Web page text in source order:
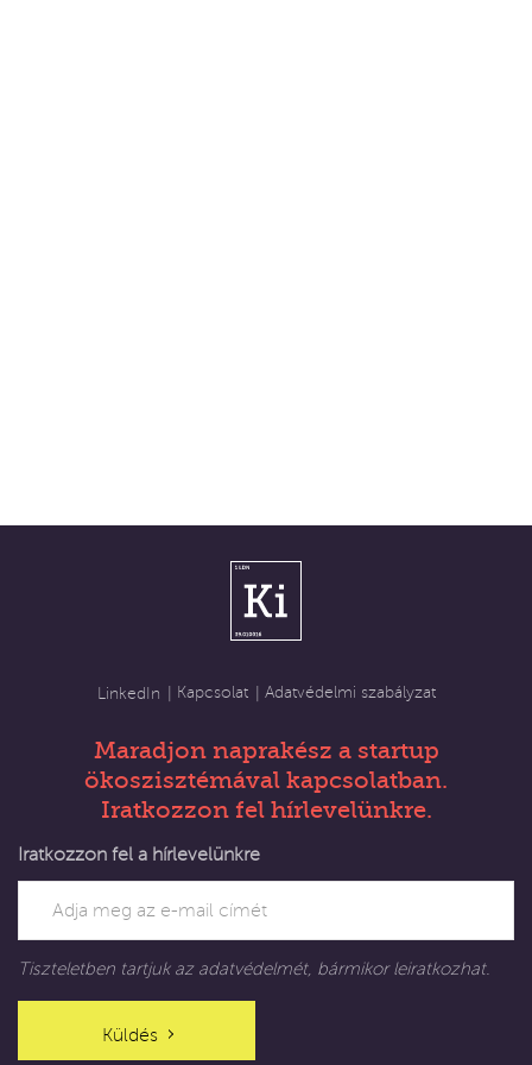
LinkedIn Kapcsolat Adatvédelmi szabályzat
Maradjon naprakész a startup
ökoszisztémával kapcsolatban.
Iratkozzon fel hírlevelünkre.
Iratkozzon fel a hírlevelünkre
Tiszteletben tartjuk az adatvédelmét, bármikor leiratkozhat.
Küldés